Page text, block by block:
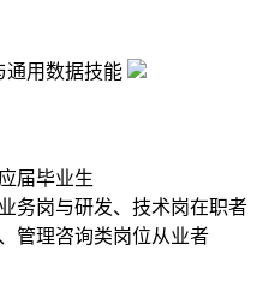
通用数据技能
届毕业生
务岗与研发、技术岗在职者
管理咨询类岗位从业者